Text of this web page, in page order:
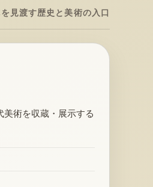
見渡す歴史と美術の入口
術を収蔵・展示する